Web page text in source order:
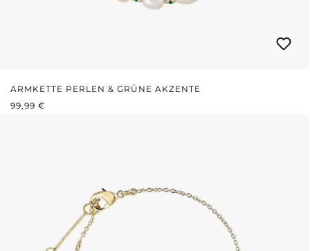
ARMKETTE PERLEN & GRÜNE AKZENTE
REGULÄRER PREIS:
99,99 €